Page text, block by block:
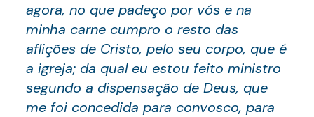
agora, no que padeço por vós e na
minha carne cumpro o resto das
aflições de Cristo, pelo seu corpo, que é
a igreja; da qual eu estou feito ministro
segundo a dispensação de Deus, que
me foi concedida para convosco, para